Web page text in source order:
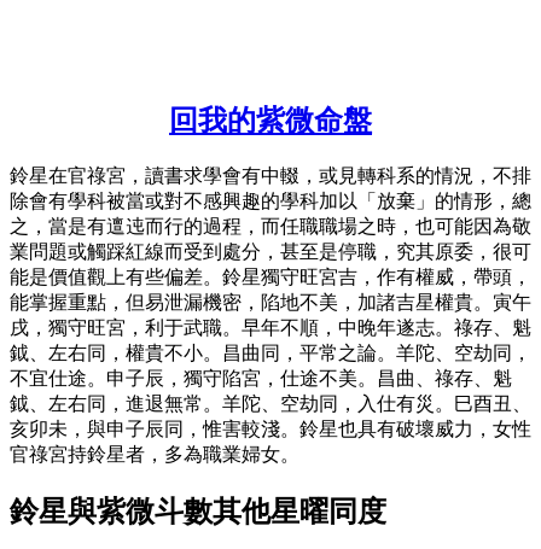
回我的紫微命盤
鈴星在官祿宮，讀書求學會有中輟，或見轉科系的情況，不排
除會有學科被當或對不感興趣的學科加以「放棄」的情形，總
之，當是有邅迍而行的過程，而任職職場之時，也可能因為敬
業問題或觸踩紅線而受到處分，甚至是停職，究其原委，很可
能是價值觀上有些偏差。鈴星獨守旺宮吉，作有權威，帶頭，
能掌握重點，但易泄漏機密，陷地不美，加諸吉星權貴。寅午
戌，獨守旺宮，利于武職。早年不順，中晚年遂志。祿存、魁
鉞、左右同，權貴不小。昌曲同，平常之論。羊陀、空劫同，
不宜仕途。申子辰，獨守陷宮，仕途不美。昌曲、祿存、魁
鉞、左右同，進退無常。羊陀、空劫同，入仕有災。巳酉丑、
亥卯未，與申子辰同，惟害較淺。鈴星也具有破壞威力，女性
官祿宮持鈴星者，多為職業婦女。
鈴星與紫微斗數其他星曜同度